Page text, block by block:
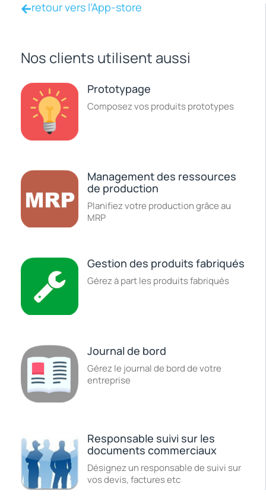
retour vers l’App-store
Nos clients utilisent aussi
Prototypage
Composez vos produits prototypes
Management des ressources
de production
Planifiez votre production grâce au
MRP
Gestion des produits fabriqués
Gérez à part les produits fabriqués
Journal de bord
Gérez le journal de bord de votre
entreprise
Responsable suivi sur les
documents commerciaux
Désignez un responsable de suivi sur
vos devis, factures etc